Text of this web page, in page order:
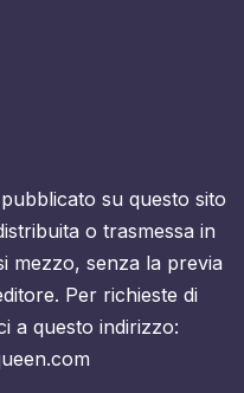
su questo sito
o trasmessa in
mezzo, senza la previa
Per richieste di
a questo indirizzo: